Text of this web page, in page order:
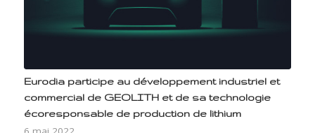
Eurodia participe au développement industriel et
commercial de GEOLITH et de sa technologie
écoresponsable de production de lithium